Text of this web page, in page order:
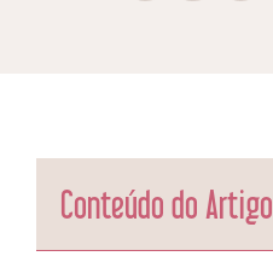
Conteúdo do Artigo